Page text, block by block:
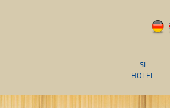
SI
HOTEL